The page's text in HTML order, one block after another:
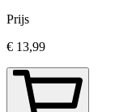
Prijs
€ 13,99